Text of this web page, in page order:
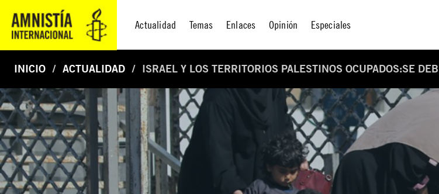
Actualidad Temas Enlaces Opinión Especiales
INICIO ACTUALIDAD ISRAEL Y LOS TERRITORIOS PALESTINOS OCUPADOS:SE